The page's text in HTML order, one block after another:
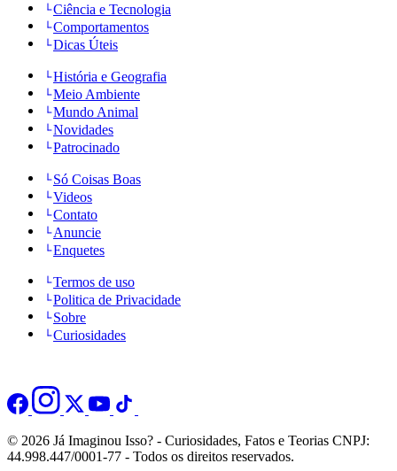
Ciência e Tecnologia
Comportamentos
Dicas Úteis
História e Geografia
Meio Ambiente
Mundo Animal
Novidades
Patrocinado
Só Coisas Boas
Videos
Contato
Anuncie
Enquetes
Termos de uso
Politica de Privacidade
Sobre
Curiosidades
© 2026 Já Imaginou Isso? - Curiosidades, Fatos e Teorias CNPJ:
44.998.447/0001-77 - Todos os direitos reservados.